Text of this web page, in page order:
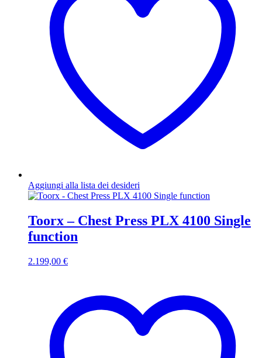
Aggiungi alla lista dei desideri
Toorx – Chest Press PLX 4100 Single
function
2.199,00 €